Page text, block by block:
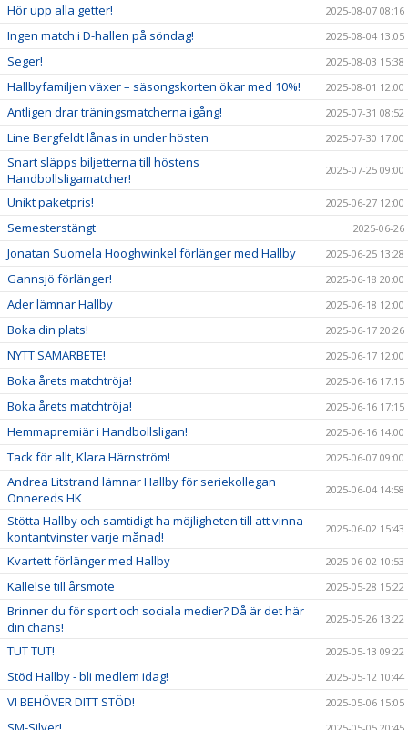
Hör upp alla getter! 2025-08-07 08:16
Ingen match i D-hallen på söndag! 2025-08-04 13:05
Seger! 2025-08-03 15:38
Hallbyfamiljen växer – säsongskorten ökar med 10%! 2025-08-01 12:00
Äntligen drar träningsmatcherna igång! 2025-07-31 08:52
Line Bergfeldt lånas in under hösten 2025-07-30 17:00
Snart släpps biljetterna till höstens
Handbollsligamatcher!
2025-07-25 09:00
Unikt paketpris! 2025-06-27 12:00
Semesterstängt 2025-06-26
Jonatan Suomela Hooghwinkel förlänger med Hallby 2025-06-25 13:28
Gannsjö förlänger! 2025-06-18 20:00
Ader lämnar Hallby 2025-06-18 12:00
Boka din plats! 2025-06-17 20:26
NYTT SAMARBETE! 2025-06-17 12:00
Boka årets matchtröja! 2025-06-16 17:15
Boka årets matchtröja! 2025-06-16 17:15
Hemmapremiär i Handbollsligan! 2025-06-16 14:00
Tack för allt, Klara Härnström! 2025-06-07 09:00
Andrea Litstrand lämnar Hallby för seriekollegan
Önnereds HK
2025-06-04 14:58
Stötta Hallby och samtidigt ha möjligheten till att vinna
kontantvinster varje månad!
2025-06-02 15:43
Kvartett förlänger med Hallby 2025-06-02 10:53
Kallelse till årsmöte 2025-05-28 15:22
Brinner du för sport och sociala medier? Då är det här
din chans!
2025-05-26 13:22
TUT TUT! 2025-05-13 09:22
Stöd Hallby - bli medlem idag! 2025-05-12 10:44
VI BEHÖVER DITT STÖD! 2025-05-06 15:05